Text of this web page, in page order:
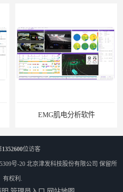
EMG肌电分析软件
1352600位访客
号-20 北京津发科技股份有限公司 保留所
有权利.